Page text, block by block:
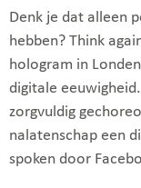
Denk je dat alleen
hebben? Think
hologram in
digitale
zorgvuldig
nalatenschap een
spoken door